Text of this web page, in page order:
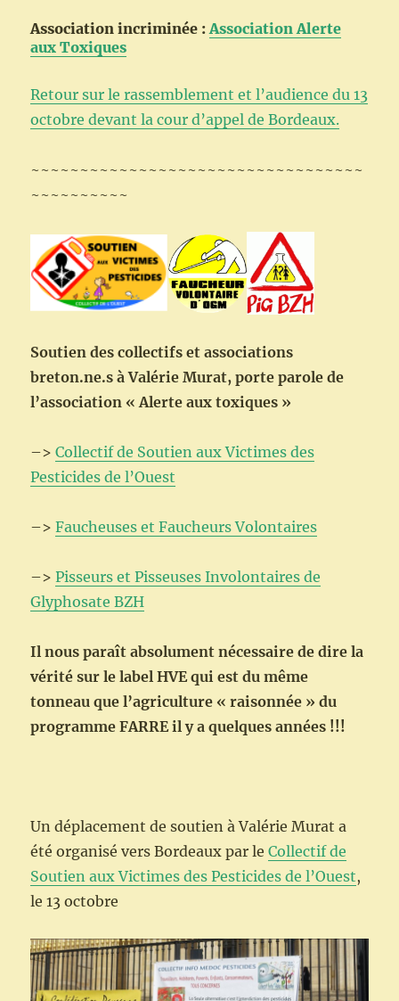
Association incriminée :Association Alerte
aux Toxiques
Retour sur le rassemblement et l’audience du 13
octobre devant la cour d’appel de Bordeaux.
~~~~~~~~~~~~~~~~~~~~~~~~~~~~~~~~~~
~~~~~~~~~~
Soutien des collectifs et associations
breton.ne.s à Valérie Murat, porte parole de
l’association « Alerte aux toxiques »
–>Collectif de Soutien aux Victimes des
Pesticides de l’Ouest
–>Faucheuses et Faucheurs Volontaires
–>Pisseurs et Pisseuses Involontaires de
Glyphosate BZH
Il nous paraît absolument nécessaire de dire la
vérité sur le label HVE qui est du même
tonneau que l’agriculture « raisonnée » du
programme FARRE il y a quelques années !!!
Un déplacement de soutien à Valérie Murat a
été organisé vers Bordeaux par leCollectif de
Soutien aux Victimes des Pesticides de l’Ouest,
le 13 octobre